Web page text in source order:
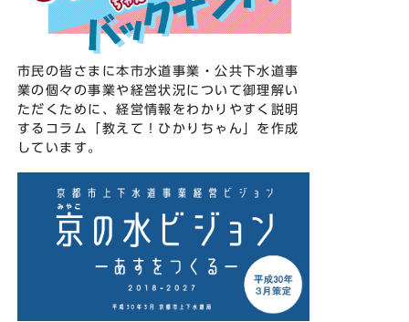
市民の皆さまに本市水道事業・公共下水道事
業の個々の事業や経営状況について御理解い
ただくために、経営情報をわかりやすく説明
するコラム「教えて！ひかりちゃん」を作成
しています。